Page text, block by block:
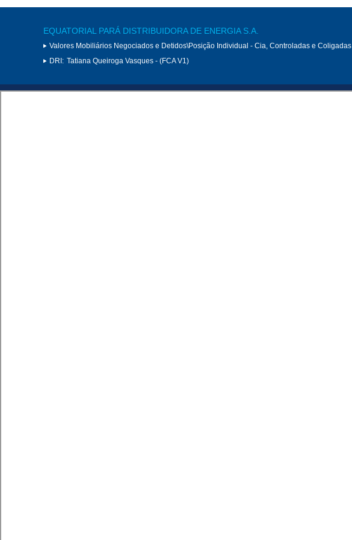
EQUATORIAL PARÁ DISTRIBUIDORA DE ENERGIA S.A.
Valores Mobiliários Negociados e Detidos\Posição Individual - Cia, Controladas e Coligadas
DRI: Tatiana Queiroga Vasques - (FCA V1)